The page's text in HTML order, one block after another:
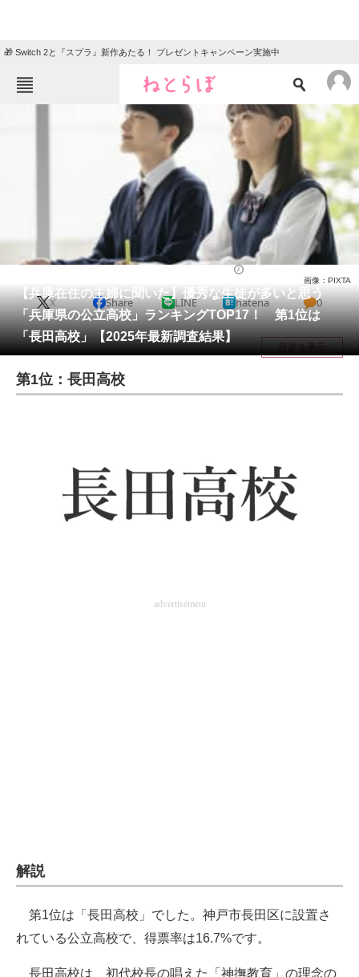
🎁 Switch 2と『スプラ』新作あたる！ プレゼントキャンペーン実施中
ニュース
クイズ
教育・育児
リサーチ
会員記事
メディア
注目記事を集めた総合ページ
ITの今と未来を見通す
好きが集まる 比べて選べる
エレクトロニクス専門サイト
電子設計の基本と応用
エネルギーの専門メディア
【兵庫在住の主婦に聞いた】優秀な生徒が多いと思う
「兵庫県の公立高校」ランキングTOP17！ 第1位は
「長田高校」【2025年最新調査結果】
画像：PIXTA
X Share LINE hatena 0
目次を表示
第1位：長田高校
advertisement
解説
第1位は「長田高校」でした。神戸市長田区に設置さ
れている公立高校で、得票率は16.7%です。
長田高校は、初代校長の唱えた「神撫教育」の理念の